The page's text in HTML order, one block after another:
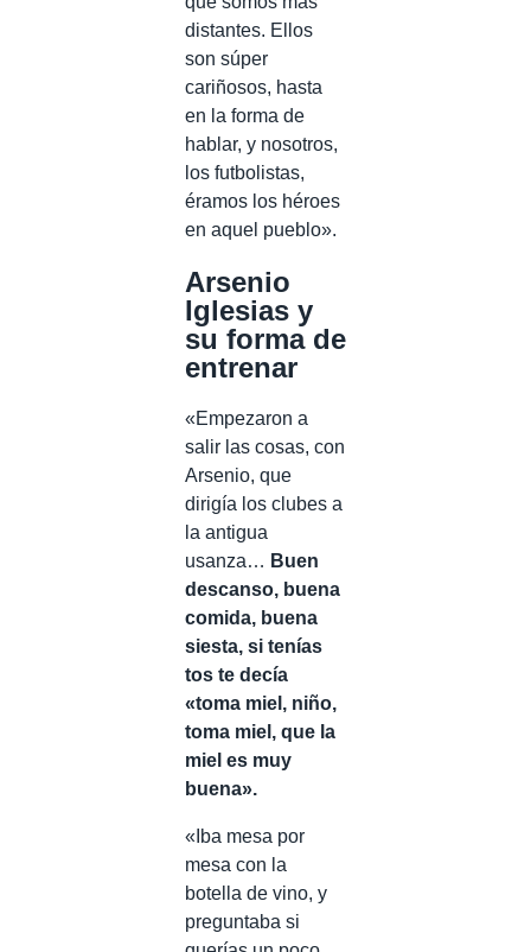
distantes. Ellos
son súper
cariñosos, hasta
en la forma de
hablar, y nosotros,
los futbolistas,
éramos los héroes
en aquel pueblo».
Arsenio
Iglesias y
su forma de
entrenar
«Empezaron a
salir las cosas, con
Arsenio, que
dirigía los clubes a
la antigua
usanza… Buen
descanso, buena
comida, buena
siesta, si tenías
tos te decía
«toma miel, niño,
toma miel, que la
miel es muy
buena».
«Iba mesa por
mesa con la
botella de vino, y
preguntaba si